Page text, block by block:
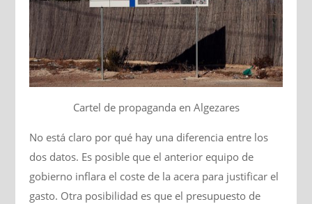
Cartel de propaganda en Algezares
No está claro por qué hay una diferencia entre los
dos datos. Es posible que el anterior equipo de
gobierno inflara el coste de la acera para justificar el
gasto. Otra posibilidad es que el presupuesto de